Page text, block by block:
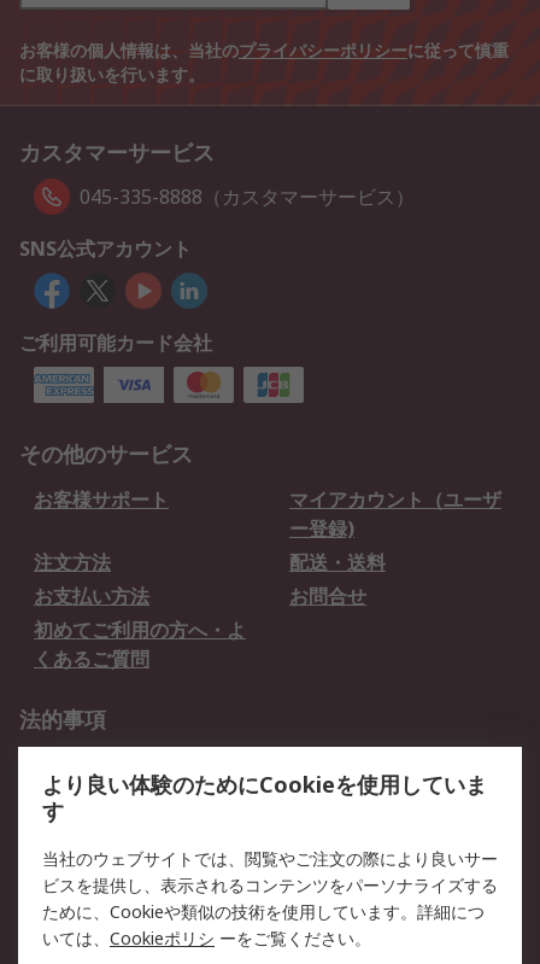
お客様の個人情報は、当社のプライバシーポリシーに従って慎重
に取り扱いを行います。
カスタマーサービス
045-335-8888（カスタマーサービス）
SNS公式アカウント
ご利用可能カード会社
その他のサービス
お客様サポート
マイアカウント（ユーザ
ー登録)
注文方法
配送・送料
お支払い方法
お問合せ
初めてご利用の方へ・よ
くあるご質問
法的事項
クッキーポリシー
RSについて
会社概要
採用情報
プレスリリース＆お知ら
コーポレートサイト
より良い体験のためにCookieを使用していま
す
当社のウェブサイトでは、閲覧やご注文の際により良いサー
ビスを提供し、表示されるコンテンツをパーソナライズする
ために、Cookieや類似の技術を使用しています。詳細につ
いては、 Cookieポリシ ーをご覧ください。